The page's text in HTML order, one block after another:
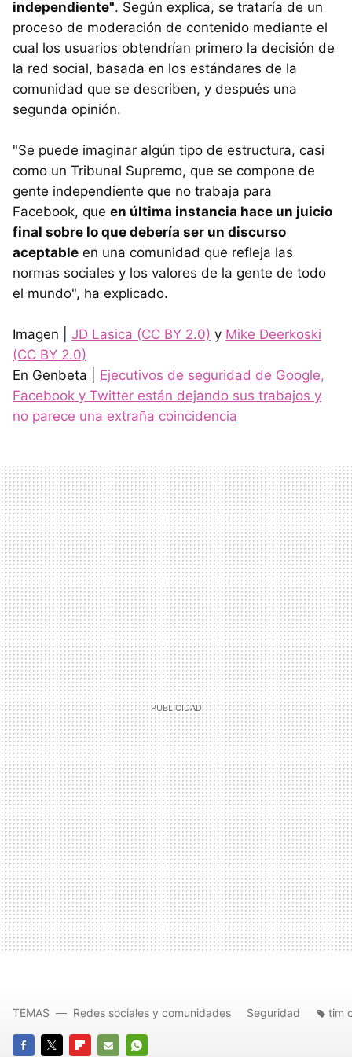
independiente". Según explica, se trataría de un
proceso de moderación de contenido mediante el
cual los usuarios obtendrían primero la decisión de
la red social, basada en los estándares de la
comunidad que se describen, y después una
segunda opinión.
"Se puede imaginar algún tipo de estructura, casi
como un Tribunal Supremo, que se compone de
gente independiente que no trabaja para
Facebook, que en última instancia hace un juicio
final sobre lo que debería ser un discurso
aceptable en una comunidad que refleja las
normas sociales y los valores de la gente de todo
el mundo", ha explicado.
Imagen | JD Lasica (CC BY 2.0) y Mike Deerkoski
(CC BY 2.0)
En Genbeta | Ejecutivos de seguridad de Google,
Facebook y Twitter están dejando sus trabajos y
no parece una extraña coincidencia
TEMAS Redes sociales y comunidades Seguridad tim